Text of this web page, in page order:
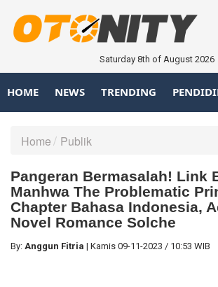
Saturday 8th of August 2026
HOME NEWS TRENDING
Home Publik
Pangeran Bermasalah! Link
Manhwa The Problematic
Chapter Bahasa Indonesia,
Novel Romance Solche
By: Anggun Fitria | Kamis 09-11-2023 / 10:53 WIB